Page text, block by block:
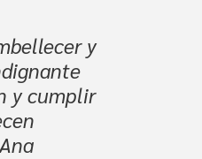
y
y cumplir